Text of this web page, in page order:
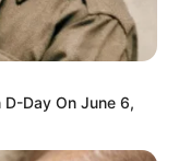
Day On June 6,